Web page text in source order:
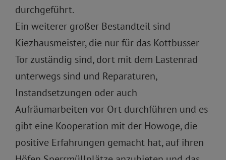
durchgeführt.
Ein weiterer großer Bestandteil sind
Kiezhausmeister, die nur für das Kottbusser
Tor zuständig sind, dort mit dem Lastenrad
unterwegs sind und Reparaturen,
Instandsetzungen oder auch
Aufräumarbeiten vor Ort durchführen und es
gibt eine Kooperation mit der Howoge, die
positive Erfahrungen gemacht hat, auf ihren